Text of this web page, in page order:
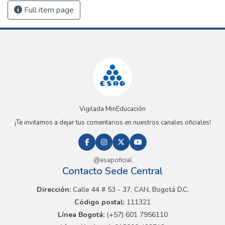
Full item page
Vigilada MinEducación
¡Te invitamos a dejar tus comentarios en nuestros canales oficiales!
@esapoficial
Contacto Sede Central
Dirección:Calle 44 # 53 - 37, CAN, Bogotá D.C.
Código postal: 111321
Línea Bogotá:(+57) 601 7956110